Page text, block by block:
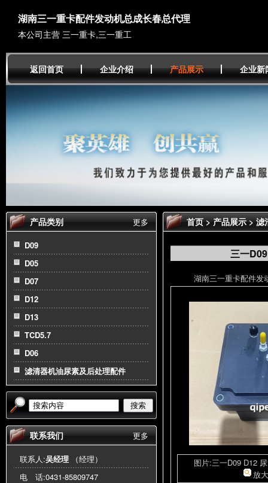
湖南三一重卡配件发动机总成长春总代理
本公司主营 三一重卡,三一重工
返回首页 企业介绍 产品展示 企业新
更多
产品类别
D09
D05
D07
D12
D13
TCD5.7
D06
滤清器机油尿素及后处理配件
搜索
更多
联系我们
联系人:吴经理 （经理）
电 话:0431-85809747
首页>产品展示>滤
三一
湖南三一重卡配件发
图片:三一D09 D12
放